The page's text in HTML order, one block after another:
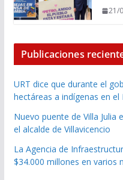
21/
Publicaciones
URT dice que durante el
hectáreas a indígenas en el
Nuevo puente de Villa Julia
el alcalde de Villavicencio
La Agencia de
$34.000 millones en varios